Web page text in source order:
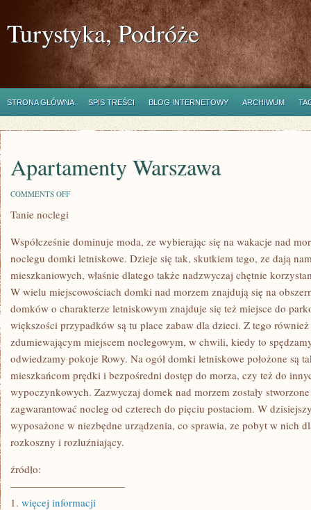
Turystyka, Podróże
STRONA GŁÓWNA SPIS TREŚCI BLOG INTERNETOWY ARCHIWUM
Apartamenty Warszawa
COMMENTS OFFON
Tanie noclegi
Współcześnie dominuje moda, ze wybierając się na wakacje nad
noclegu domki letniskowe. Dzieje się tak, skutkiem tego, ze dają
mieszkaniowych, właśnie dlatego także nadzwyczaj chętnie
W wielu miejscowościach domki nad morzem znajdują się na
domków o charakterze letniskowym znajduje się też miejsce do
większości przypadków są tu place zabaw dla dzieci. Z tego
zdumiewającym miejscem noclegowym, w chwili, kiedy to
odwiedzamy pokoje Rowy. Na ogół domki letniskowe położone są
mieszkańcom prędki i bezpośredni dostęp do morza, czy też do
wypoczynkowych. Zazwyczaj domek nad morzem zostały
zagwarantować nocleg od czterech do pięciu postaciom. W
wyposażone w niezbędne urządzenia, co sprawia, ze pobyt w nich
rozkoszny i rozluźniający.
źródło:
———————————
1. więcej informacji